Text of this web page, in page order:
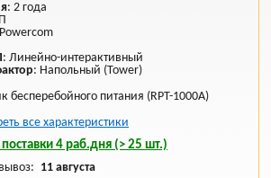
: 2 года
: Линейно-интерактивный
: Напольный (Tower)
бесперебойного питания (RPT-1000A)
все характеристики
4 раб.дня (> 25 шт.)
11 августа